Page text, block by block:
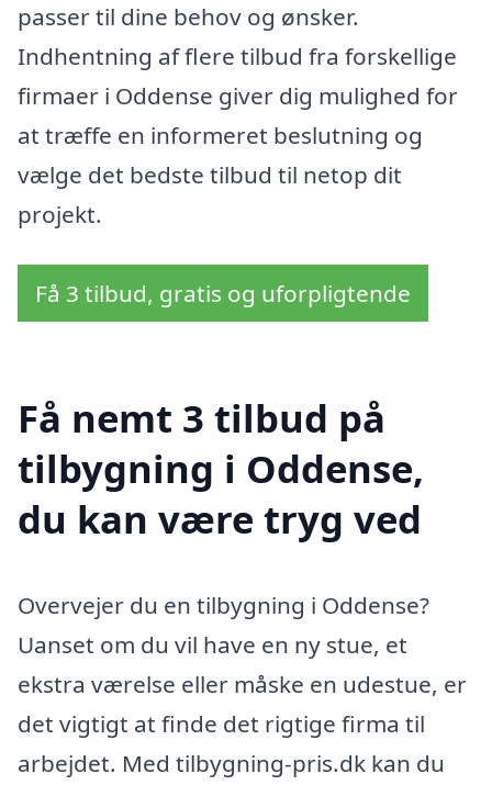
passer til dine behov og ønsker.
Indhentning af flere tilbud fra forskellige
firmaer i Oddense giver dig mulighed for
at træffe en informeret beslutning og
vælge det bedste tilbud til netop dit
projekt.
Få 3 tilbud, gratis og uforpligtende
Få nemt 3 tilbud på
tilbygning i Oddense,
du kan være tryg ved
Overvejer du en tilbygning i Oddense?
Uanset om du vil have en ny stue, et
ekstra værelse eller måske en udestue, er
det vigtigt at finde det rigtige firma til
arbejdet. Med tilbygning-pris.dk kan du